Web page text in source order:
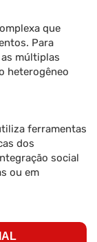
que
Para
múltiplas
heterogêneo
ferramentas
dos
social
ou em